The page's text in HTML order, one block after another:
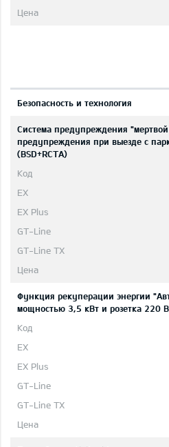
Безопасность и технология
Система предупреждения
предупреждения при выезде с
(BSD+RCTA)
Функция рекуперации энергии
мощностью 3,5 кВт и розетка 220